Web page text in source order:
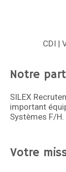
CDI |
Notre
SILEX
important
Systèmes F/H.
Votre